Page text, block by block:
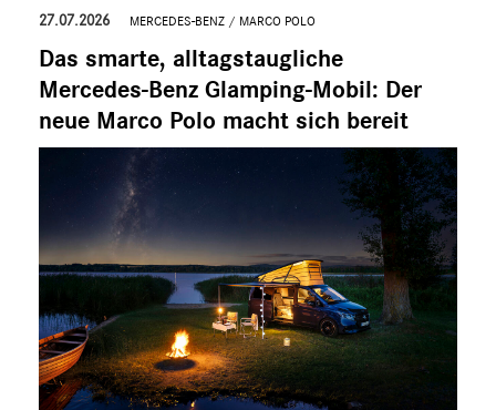
Vito
Marco Polo
X-Klasse
Sprinter
V-Klasse
VLE
EQ
MEDIA
ÜBER UNS
27.07.2026 MERCEDES-BENZ / MARCO POLO
Das smarte, alltagstaugliche
Mercedes-Benz Glamping-Mobil: Der
neue Marco Polo macht sich bereit